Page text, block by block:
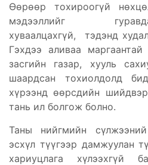
Өөрөөр тохироогүй
мэдээллийг
хуваалцахгүй, тэдэнд
Гэхдээ аливаа
засгийн газар, хууль
шаардсан тохиолдолд
хүрээнд өөрсдийн
тань ил болгож болно.
Таны нийгмийн
эсхүл түүгээр дамжуулан
хариуцлага хүлээхгүй